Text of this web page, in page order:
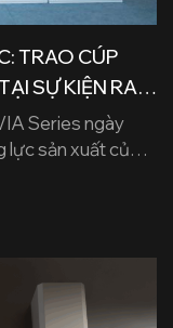
TRAO CÚP
SỰ KIỆN RA
Series ngày
lực sản xuất của
đưa dòng sản